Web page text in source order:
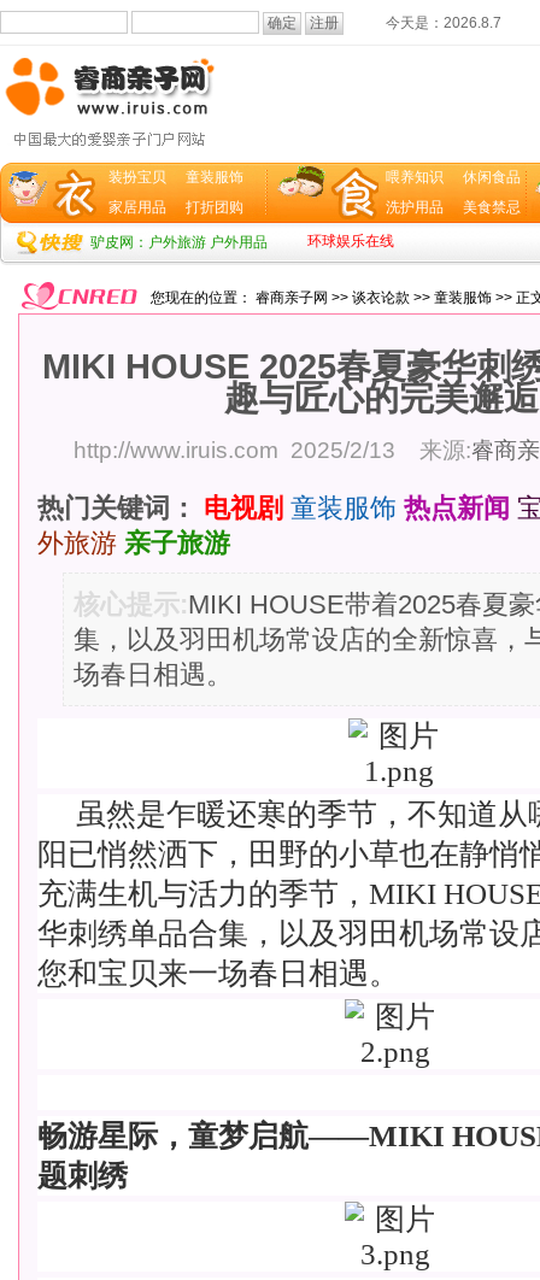
今天是： 2026.8.7
装扮宝贝
童装服饰
家居用品
打折团购
喂养知识
休闲食品
洗护用品
美食禁忌
驴皮网：户外旅游 户外用品 环球娱乐在线
您现在的位置： 睿商亲子网 >> 谈衣论款 >> 童装服饰 >> 正
MIKI HOUSE 2025春夏豪华刺
趣与匠心的完美邂
http://www.iruis.com 2025/2/13 来源:睿商
热门关键词： 电视剧 童装服饰 热点新闻
外旅游 亲子旅游
核心提示:MIKI HOUSE带着2025春夏
集，以及羽田机场常设店的全新惊喜，
场春日相遇。
虽然是乍暖还寒的季节，不知道从
阳已悄然洒下，田野的小草也在静悄
充满生机与活力的季节，MIKI
华刺绣单品合集，以及羽田机场常设
您和宝贝来一场春日相遇。
畅游星际，童梦启航——MIKI
题刺绣